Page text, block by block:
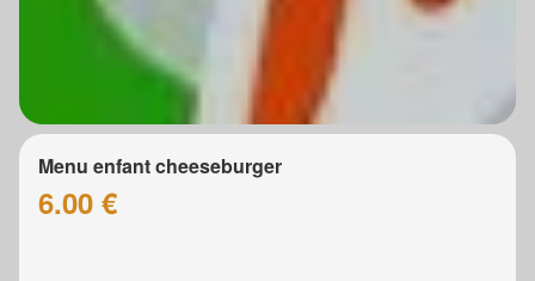
Menu enfant cheeseburger
6.00 €